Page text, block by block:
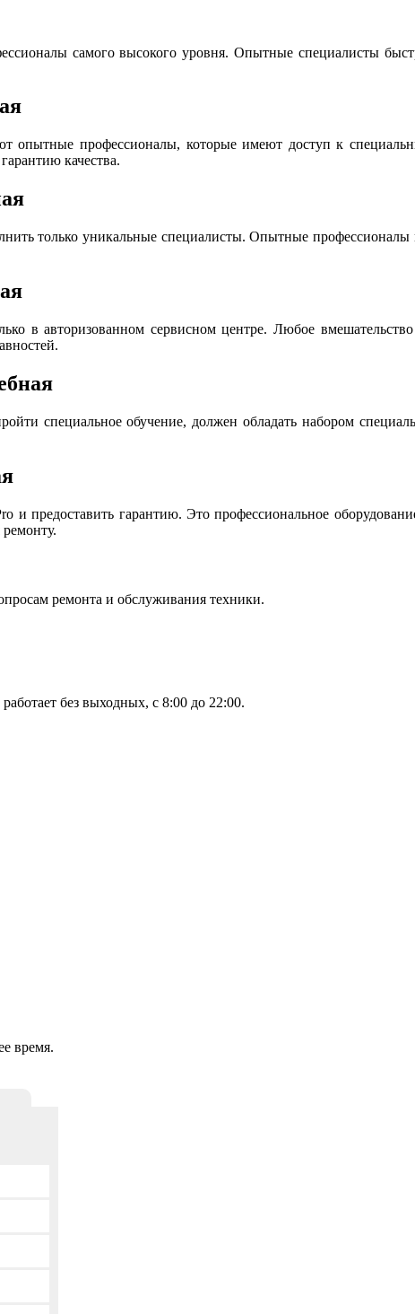
самого высокого уровня. Опытные специалисты
опытные профессионалы, которые имеют доступ к
качества.
только уникальные специалисты. Опытные
в авторизованном сервисном центре. Любое
специальное обучение, должен обладать набором
предоставить гарантию. Это профессиональное
ремонта и обслуживания техники.
без выходных, с 8:00 до 22:00.
время.